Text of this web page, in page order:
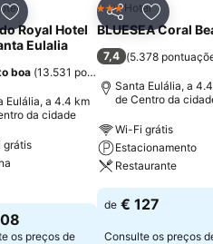
Adicionar aos favoritos
Royal Hotel
Eulalia
boa (13.531 pontuações
Eulália, a 4.4 km
da cidade
grátis
os preços de
Partilhar
3 Estrelas
Hotel
BLUESEA Coral
7,4 (5.378
Santa Eulália, a
de Centro da
Wi-Fi grátis
Estacionamento
Restaurante
de € 127
Consulte os preços